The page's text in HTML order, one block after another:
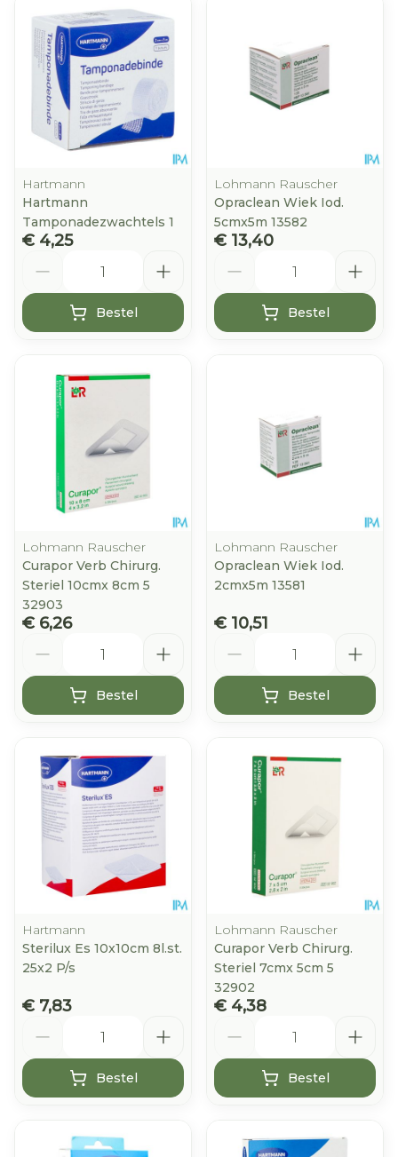
Hartmann
Hartmann
Tamponadezwachtels 1
€ 4,25
Bestel
Lohmann Rauscher
Opraclean Wiek Iod.
5cmx5m 13582
€ 13,40
Bestel
Lohmann Rauscher
Curapor Verb Chirurg.
Steriel 10cmx 8cm 5
32903
€ 6,26
Bestel
Lohmann Rauscher
Opraclean Wiek Iod.
2cmx5m 13581
€ 10,51
Bestel
Hartmann
Sterilux Es 10x10cm 8l.st.
25x2 P/s
€ 7,83
Bestel
Lohmann Rauscher
Curapor Verb Chirurg.
Steriel 7cmx 5cm 5
32902
€ 4,38
Bestel